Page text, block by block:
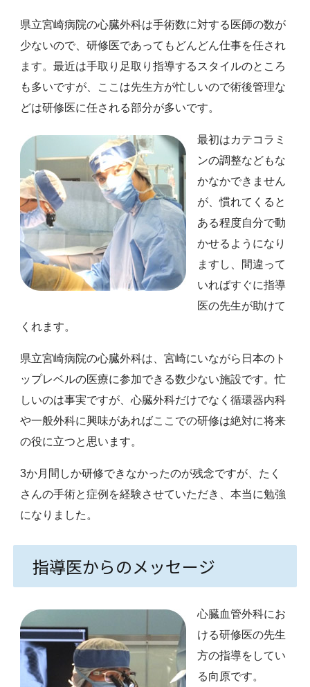
県立宮崎病院の心臓外科は手術数に対する医師の数が
少ないので、研修医であってもどんどん仕事を任され
ます。最近は手取り足取り指導するスタイルのところ
も多いですが、ここは先生方が忙しいので術後管理な
どは研修医に任される部分が多いです。
最初はカテコラミ
ンの調整などもな
かなかできません
が、慣れてくると
ある程度自分で動
かせるようになり
ますし、間違って
いればすぐに指導
医の先生が助けて
くれます。
県立宮崎病院の心臓外科は、宮崎にいながら日本のト
ップレベルの医療に参加できる数少ない施設です。忙
しいのは事実ですが、心臓外科だけでなく循環器内科
や一般外科に興味があればここでの研修は絶対に将来
の役に立つと思います。
3か月間しか研修できなかったのが残念ですが、たく
さんの手術と症例を経験させていただき、本当に勉強
になりました。
指導医からのメッセージ
心臓血管外科にお
ける研修医の先生
方の指導をしてい
る向原です。